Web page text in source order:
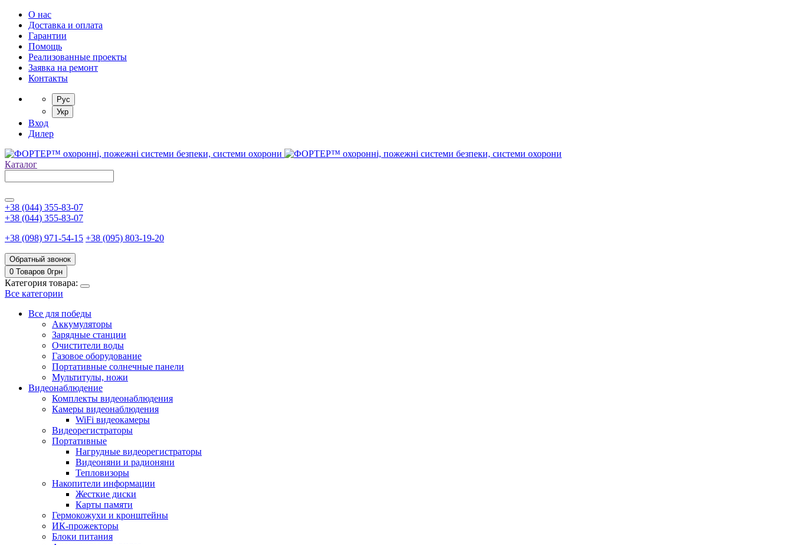
О нас
Доставка и оплата
Гарантии
Помощь
Реализованные проекты
Заявка на ремонт
Контакты
Рус
Укр
Вход
Дилер
Каталог
+38 (044) 355-83-07
+38 (044) 355-83-07
+38 (098) 971-54-15 +38 (095) 803-19-20
Обратный звонок
0 Товаров 0грн
Категория товара:
Все категории
Все для победы
Аккумуляторы
Зарядные станции
Очистители воды
Газовое оборудование
Портативные солнечные панели
Мультитулы, ножи
Видеонаблюдение
Комплекты видеонаблюдения
Камеры видеонаблюдения
WiFi видеокамеры
Видеорегистраторы
Портативные
Нагрудные видеорегистраторы
Видеоняни и радионяни
Тепловизоры
Накопители информации
Жесткие диски
Карты памяти
Гермокожухи и кронштейны
ИК-прожекторы
Блоки питания